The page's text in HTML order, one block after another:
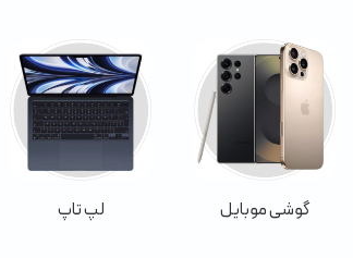
گوشی موبایل لپ تاپ